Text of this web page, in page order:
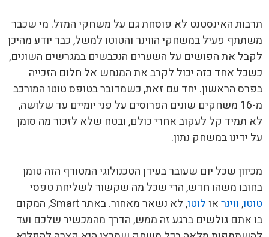
תרבות האינסטנט לא פוסחת גם על משחקי המזל. מי שכבר
משתתף פעיל במשחקי הווינר והטוטו למשל, כבר יודע מהיכן
לקבל את הפושים על השערים הנכבשים במגרשים השונים,
כשכל אחד כזה יכול לקרב את המנחש אל חלום הזכייה
בפרס הראשון. יחד עם זאת, כשמדובר בטופס טוטו המורכב
מ-16 משחקים שונים הפרוסים על פני יומיים עד שלושה,
לא תמיד קל לעקוב אחרי כולם, ובטח שלא לזכור מה סומן
על ידינו במשחק נתון.
מכיוון שכל יום שעובר בעידן הטכנולוגי המטורף הזה טומן
בחובו משהו חדש, הרי שכל מה שקשור לשליחת טפסי
טוטו,ווינראולוטו
, לא נשאר מאחור. באתר Smart, המקום
בו אתם גולשים ברגע זה ממש, הדרך מהמכשיר שלכם ועד